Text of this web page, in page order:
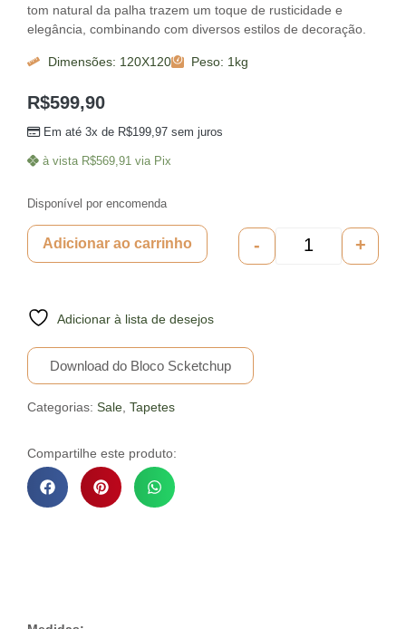
tom natural da palha trazem um toque de rusticidade e
elegância, combinando com diversos estilos de decoração.
Dimensões: 120X120 Peso: 1kg
R$599,90
Em até 3x de R$199,97 sem juros
à vista R$569,91 via Pix
Disponível por encomenda
- +
Adicionar ao carrinho
Adicionar à lista de desejos
Download do Bloco Scketchup
Categorias: Sale Tapetes
Compartilhe este produto: